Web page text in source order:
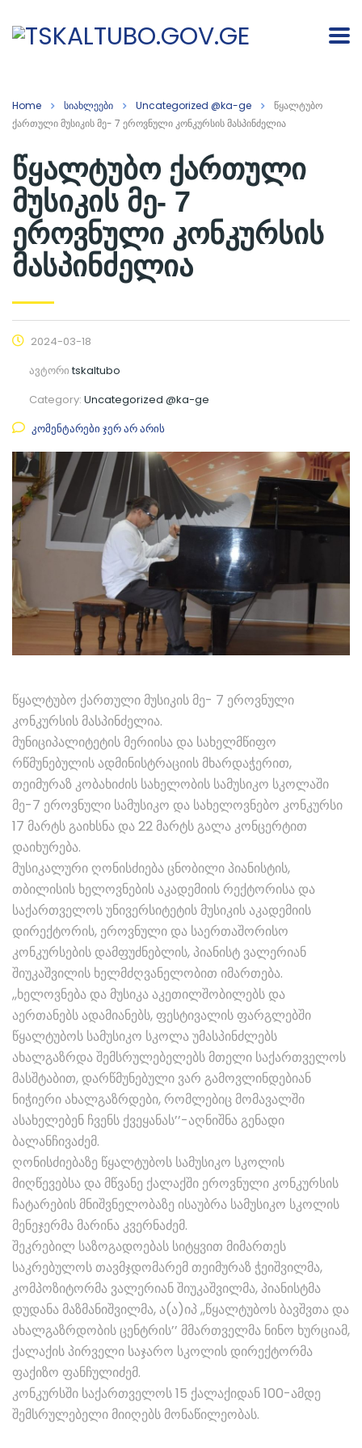
Home სიახლეები Uncategorized @ka-ge
წყალტუბო
ქართული მუსიკის მე- 7 ეროვნული კონკურსის მასპინძელია
წყალტუბო ქართული
მუსიკის მე- 7
ეროვნული კონკურსის
მასპინძელია
2024-03-18
ავტორიtskaltubo
Category: Uncategorized @ka-ge
კომენტარები ჯერ არ არის
წყალტუბო ქართული მუსიკის მე- 7 ეროვნული
კონკურსის მასპინძელია.
მუნიციპალიტეტის მერიისა და სახელმწიფო
რწმუნებულის ადმინისტრაციის მხარდაჭერით,
თეიმურაზ კობახიძის სახელობის სამუსიკო სკოლაში
მე-7 ეროვნული სამუსიკო და სახელოვნებო კონკურსი
17 მარტს გაიხსნა და 22 მარტს გალა კონცერტით
დაიხურება.
მუსიკალური ღონისძიება ცნობილი პიანისტის,
თბილისის ხელოვნების აკადემიის რექტორისა და
საქართველოს უნივერსიტეტის მუსიკის აკადემიის
დირექტორის, ეროვნული და საერთაშორისო
კონკურსების დამფუძნებლის, პიანისტ ვალერიან
შიუკაშვილის ხელმძღვანელობით იმართება.
,,ხელოვნება და მუსიკა აკეთილშობილებს და
აერთანებს ადამიანებს, ფესტივალის ფარგლებში
წყალტუბოს სამუსიკო სკოლა უმასპინძლებს
ახალგაზრდა შემსრულებელებს მთელი საქართველოს
მასშტაბით, დარწმუნებული ვარ გამოვლინდებიან
ნიჭიერი ახალგაზრდები, რომლებიც მომავალში
ასახელებენ ჩვენს ქვეყანას’’-აღნიშნა გენადი
ბალანჩივაძემ.
ღონისძიებაზე წყალტუბოს სამუსიკო სკოლის
მიღწევებსა და მწვანე ქალაქში ეროვნული კონკურსის
ჩატარების მნიშვნელობაზე ისაუბრა სამუსიკო სკოლის
მენეჯერმა მარინა კვერნაძემ.
შეკრებილ საზოგადოებას სიტყვით მიმართეს
საკრებულოს თავმჯდომარემ თეიმურაზ ჭეიშვილმა,
კომპოზიტორმა ვალერიან შიუკაშვილმა, პიანისტმა
დუდანა მაზმანიშვილმა, ა(ა)იპ ,,წყალტუბოს ბავშვთა და
ახალგაზრდობის ცენტრის’’ მმართველმა ნინო ხურციამ,
ქალაქის პირველი საჯარო სკოლის დირექტორმა
ფაქიზო ფანჩულიძემ.
კონკურსში საქართველოს 15 ქალაქიდან 100-ამდე
შემსრულებელი მიიღებს მონაწილეობას.